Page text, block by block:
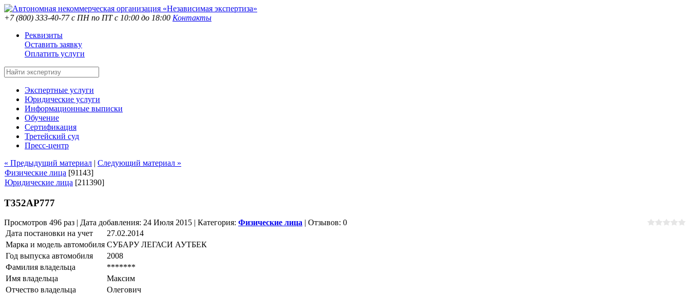
+7 (800) 333-40-77с ПН по ПТ с 10:00 до 18:00 Контакты
Реквизиты
Оставить заявку
Оплатить услуги
Экспертные услуги
Юридические услуги
Информационные выписки
Обучение
Сертификация
Третейский суд
Пресс-центр
« Предыдущий материал | Следующий материал »
Физические лица [91143]
Юридические лица [211390]
Т352АР777
Просмотров 496 раз | Дата добавления: 24 Июля 2015 | Категория: Физические лица | Отзывов: 0
Дата постановки на учет
27.02.2014
Марка и модель автомобиля СУБАРУ ЛЕГАСИ АУТБЕК
Год выпуска автомобиля
2008
Фамилия владельца
*******
Имя владельца
Максим
Отчество владельца
Олегович